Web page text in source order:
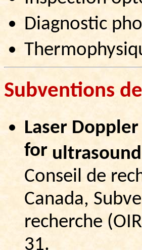
Diagnostic
Subventions de
Laser Doppler
for ultrasound
Conseil de
Canada,
recherche